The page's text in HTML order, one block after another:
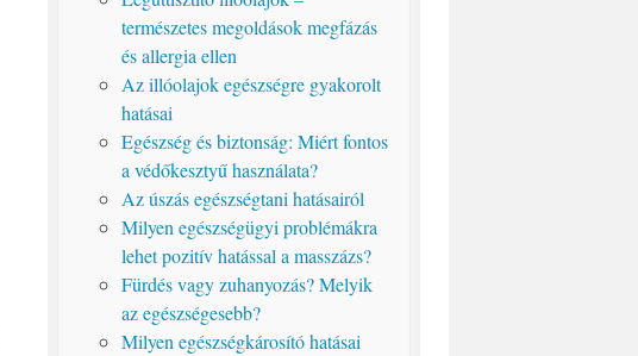
természetes megoldások megfázás
és allergia ellen
Az illóolajok egészségre gyakorolt
hatásai
Egészség és biztonság: Miért fontos
a védőkesztyű használata?
Az úszás egészségtani hatásairól
Milyen egészségügyi problémákra
lehet pozitív hatással a masszázs?
Fürdés vagy zuhanyozás? Melyik
az egészségesebb?
Milyen egészségkárosító hatásai